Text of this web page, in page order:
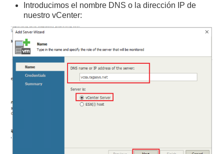
Introducimos el nombre DNS o la dirección IP de
nuestro vCenter: